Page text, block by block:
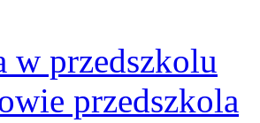
w przedszkolu
przedszkola